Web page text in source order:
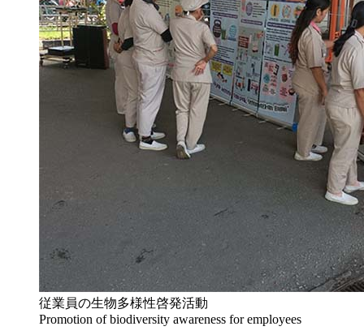
従業員の生物多様性啓発活動
Promotion of biodiversity awareness for employees